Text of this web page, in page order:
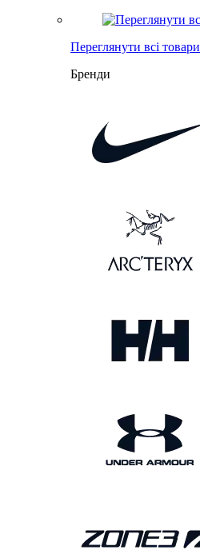
Переглянути всі товари
Бренди